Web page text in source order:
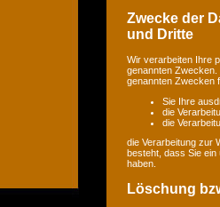
Zwecke der
und Dritte
Wir verarbeiten Ihre
genannten
genannten Zwecken
Sie Ihre
die
die
die Verarbeitung zur
besteht, dass Sie
haben.
Löschung